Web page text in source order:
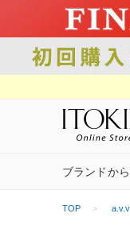
ブランドか
TOP